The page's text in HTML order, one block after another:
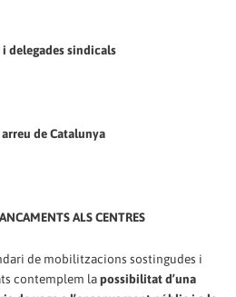
delegades sindicals
de Catalunya
ALS CENTRES
de mobilitzacions sostingudes i
contemplem lapossibilitat d’una